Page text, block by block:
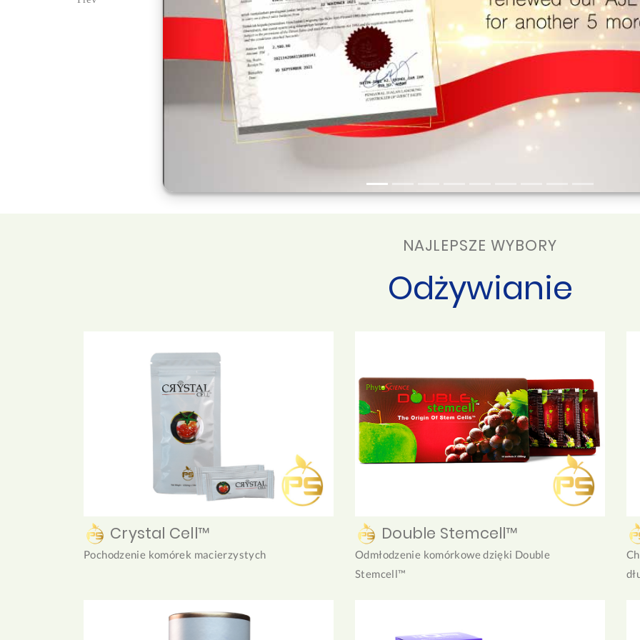
Previous
NAJLEPSZE WYBORY
Odżywianie
Crystal Cell™
Pochodzenie komórek macierzystych
Double Stemcell™
Odmłodzenie komórkowe dzięki Double
Stemcell™